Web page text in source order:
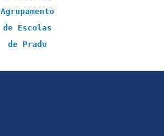
Agrupamento
de Escolas
de Prado